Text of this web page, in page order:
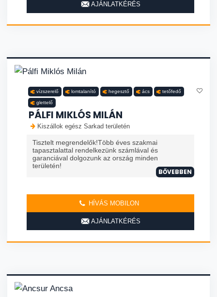
AJÁNLATKÉRÉS
vízszerelő lomtalanító hegesztő ács tetőfedő
glettelő
PÁLFI MIKLÓS MILÁN
Kiszállok egész Sarkad területén
Tisztelt megrendelők!Több éves szakmai
tapasztalattal rendelkezünk számlával és
garanciával dolgozunk az ország minden
területén!
BŐVEBBEN
HÍVÁS MOBILON
AJÁNLATKÉRÉS